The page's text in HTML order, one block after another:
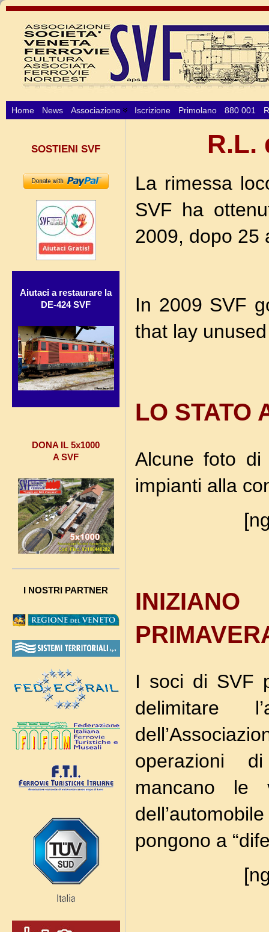
Home News Associazione Iscrizione Primolano 880 001
SOSTIENI SVF
Aiutaci a restaurare la
DE-424 SVF
DONA IL 5x1000
A SVF
I NOSTRI PARTNER
R.L.
La rimessa
SVF ha
2009, dopo 25
In 2009 SVF
that lay
LO STATO
Alcune foto
impianti alla
I soci di SVF
delimitare
operazioni
mancano le
pongono a